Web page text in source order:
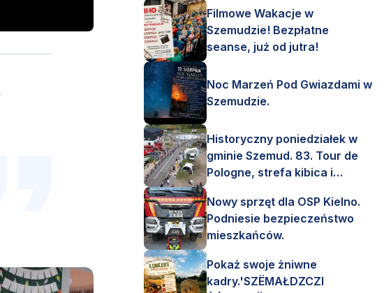
Filmowe Wakacje w
Szemudzie! Bezpłatne
seanse, już od jutra!
Noc Marzeń Pod Gwiazdami w
Szemudzie.
Historyczny poniedziałek w
gminie Szemud. 83. Tour de
Pologne, strefa kibica i
Nowy sprzęt dla OSP Kielno.
Podniesie bezpieczeństwo
mieszkańców.
Pokaż swoje żniwne
kadry.'SZËMAŁDZCZI